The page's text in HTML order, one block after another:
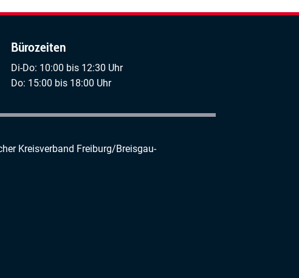
Bürozeiten
Di-Do: 10:00 bis 12:30 Uhr
Do: 15:00 bis 18:00 Uhr
Kreisverband Freiburg/Breisgau-